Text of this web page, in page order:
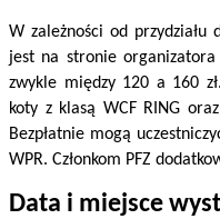
W zależności od przydziału
jest na stronie
zwykle między 120 a 160
koty z klasą WCF RING
Bezpłatnie mogą
WPR. Członkom PFZ
Data i miejsce